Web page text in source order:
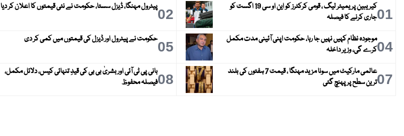
01
کیریبین پریمیئر لیگ ، قومی کرکٹرز کو این او سی 19 اگست کو
جاری کرنے کا فیصلہ
02پیٹرول مہنگا، ڈیزل سستا، حکومت نے نئی قیمتوں کا اعلان کر دیا
04موجودہ نظام کہیں نہیں جا رہا، حکومت اپنی آئینی مدت مکمل
کرے گی، وزیر داخلہ
05حکومت نے پیٹرول اور ڈیزل کی قیمتوں میں کمی کر دی
07
عالمی مارکیٹ میں سونا مزید مہنگا ، قیمت 7 ہفتوں کی بلند
ترین سطح پر پہنچ گئی
08بانی پی ٹی آئی اور بشریٰ بی بی کی قیدِ تنہائی کیس، دلائل مکمل،
فیصلہ محفوظ